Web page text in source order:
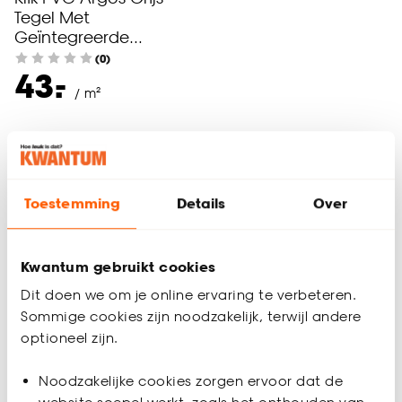
Toestemming Details Over
Kwantum gebruikt cookies
Dit doen we om je online ervaring te verbeteren.
Sommige cookies zijn noodzakelijk, terwijl andere
optioneel zijn.
Noodzakelijke cookies zorgen ervoor dat de
Tegel Met
Geïntegreerde
Ondervloer(0)
43.
- / m²
Bezorgen 4 werkdagen
Stijlvol en praktisch: PVC tegels van
Kwantum
vloer de basis vormt voor een prachtig interieur. PVC vloeren
tijdloze uitstraling van tegels wil combineren met de
voordelen vanPVC.Bekijk hier ons assortiment aan PVC
vloeren met tegellook.
Wat zijn PVC vloeren met tegellook?